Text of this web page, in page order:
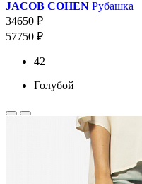
JACOB COHEN Рубашка
34650 ₽
57750 ₽
42
Голубой